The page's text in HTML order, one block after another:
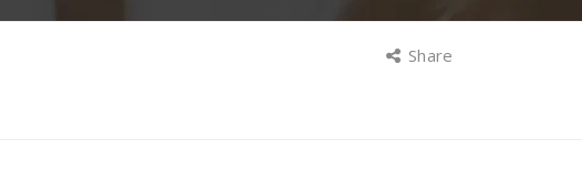
Share